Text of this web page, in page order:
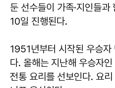
둔 선수들이 가족·지인들
10일 진행된다.
1951년부터 시작된 우승자
다. 올해는 지난해 우승자
전통 요리를 선보인다. 요